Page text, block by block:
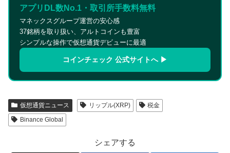
アプリDL数No.1・取引所手数料無料
マネックスグループ運営の安心感
37銘柄を取り扱い、アルトコインも豊富
シンプルな操作で仮想通貨デビューに最適
コインチェック 公式サイトへ ▶
仮想通貨ニュース リップル(XRP)
税金
Binance Global
シェアする